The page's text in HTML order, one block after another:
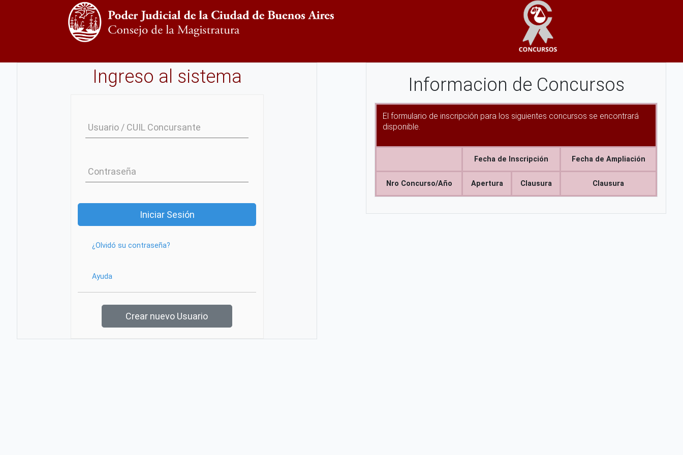
Ingreso al sistema
Usuario / CUIL Concursante
Contraseña
Iniciar Sesión
¿Olvidó su contraseña?
Ayuda
Crear nuevo Usuario
Informacion de Concursos
El formulario de inscripción para los siguientes concursos se encontrará
disponible.
Fecha de Inscripción Fecha de Ampliación
Nro Concurso/Año Apertura Clausura Clausura